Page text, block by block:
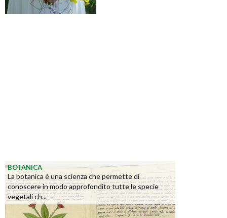
BOTANICA
La botanica è una scienza che permette di
conoscere in modo approfondito tutte le specie
vegetali ch...